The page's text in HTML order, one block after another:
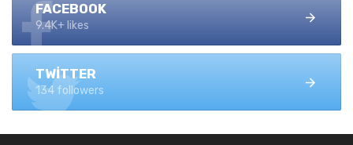
FACEBOOK
9.4K+ likes
TWITTER
134 followers